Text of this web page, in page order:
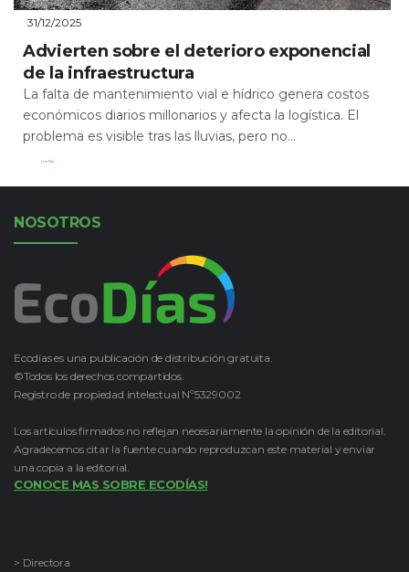
31/12/2025
Advierten sobre el deterioro exponencial
de la infraestructura
La falta de mantenimiento vial e hídrico genera costos
económicos diarios millonarios y afecta la logística. El
problema es visible tras las lluvias, pero no...
Leer Más
NOSOTROS
Ecodías es una publicación de distribución gratuita.
©Todos los derechos compartidos.
Registro de propiedad intelectual Nº5329002
Los artículos firmados no reflejan necesariamente la opinión de la editorial.
Agradecemos citar la fuente cuando reproduzcan este material y enviar
una copia a la editorial.
CONOCE MAS SOBRE ECODÍAS!
> Directora